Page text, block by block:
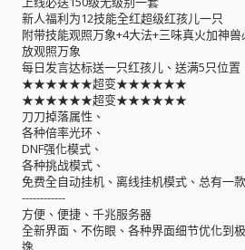
新人福利为12技能全红超级红孩儿一只
附带技能观照万象+4大法+三味真火加神
放观照万象
每日发言达标送一只红孩儿、送满5只位置
★★★★★★超变★★★★★★
★★★★★★超变★★★★★★
刀刀掉落属性、
各种倍率光环、
DNF强化模式、
各种挑战模式、
免费全自动挂机、离线挂机模式、总有一
------------
方便、便捷、千兆服务器
全新界面、不伤眼、各种界面细节优化到
逸